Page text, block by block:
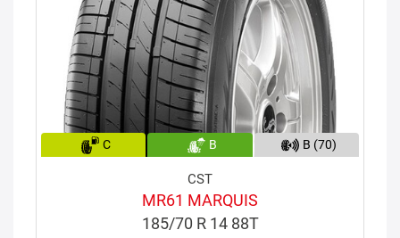
C B B (70)
CST
MR61 MARQUIS
185/70 R 14 88T